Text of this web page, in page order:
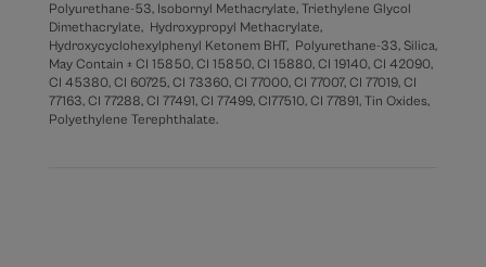
Polyurethane-53, Isobornyl Methacrylate, Triethylene Glycol
Dimethacrylate, Hydroxypropyl Methacrylate,
Hydroxycyclohexylphenyl Ketonem BHT, Polyurethane-33, Silica,
May Contain ± CI 15850, CI 15850, CI 15880, CI 19140, CI 42090,
CI 45380, CI 60725, CI 73360, CI 77000, CI 77007, CI 77019, CI
77163, CI 77288, CI 77491, CI 77499, CI77510, CI 77891, Tin Oxides,
Polyethylene Terephthalate.